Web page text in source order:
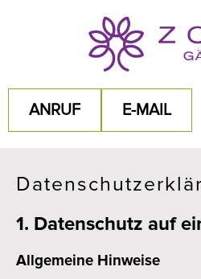
ANRUF E-MAIL
1. Datenschutz auf
Allgemeine Hinweise